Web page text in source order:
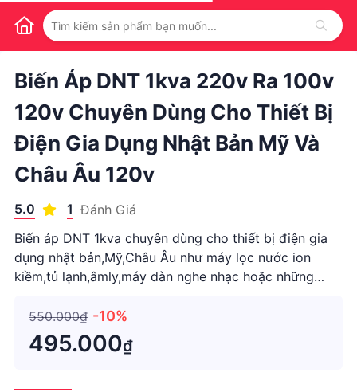
1 / 1
Biến Áp DNT 1kva 220v Ra 100v
120v Chuyên Dùng Cho Thiết Bị
Điện Gia Dụng Nhật Bản Mỹ Và
Châu Âu 120v
5.0 1 Đánh Giá
Biến áp DNT 1kva chuyên dùng cho thiết bị điện gia
dụng nhật bản,Mỹ,Châu Âu như máy lọc nước ion
kiềm,tủ lạnh,âmly,máy dàn nghe nhạc hoặc những
được thiết kế vỏ nhựa abs chịu nhiệt độ cao chống
giật,cháy nổ,chạm điện
550.000₫ -10%
495.000₫